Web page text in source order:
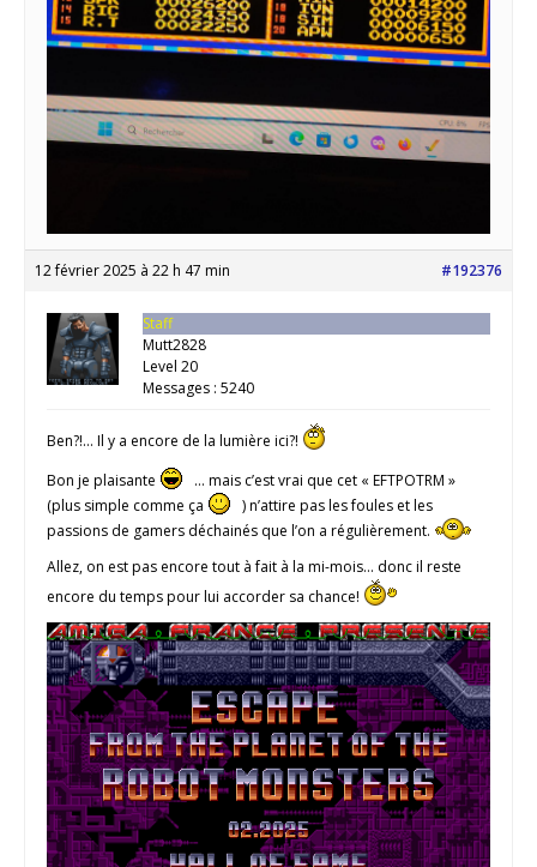
12 février 2025 à 22 h 47 min #192376
Staff
Mutt2828
Level 20
Messages : 5240
Ben?!… Il y a encore de la lumière ici?!
Bon je plaisante
… mais c’est vrai que cet « EFTPOTRM »
(plus simple comme ça
) n’attire pas les foules et les
passions de gamers déchainés que l’on a régulièrement.
Allez, on est pas encore tout à fait à la mi-mois… donc il reste
encore du temps pour lui accorder sa chance!